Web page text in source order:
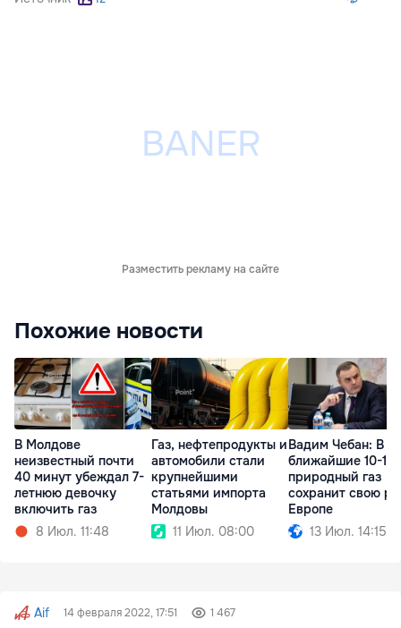
Разместить рекламу на сайте
Похожие новости
В Молдове
неизвестный почти
40 минут убеждал 7-
летнюю девочку
включить газ
8 Июл. 11:48
Газ, нефтепродукты и
автомобили стали
крупнейшими
статьями импорта
Молдовы
11 Июл. 08:00
Вадим Чебан: В
ближайшие 10-15
природный газ
сохранит свою
Европе
13 Июл. 14:15
Aif 14 февраля 2022, 17:51 1 467